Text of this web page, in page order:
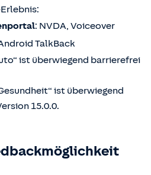
: NVDA, Voiceover
TalkBack
ist überwiegend barrierefrei
ist überwiegend
15.0.0.